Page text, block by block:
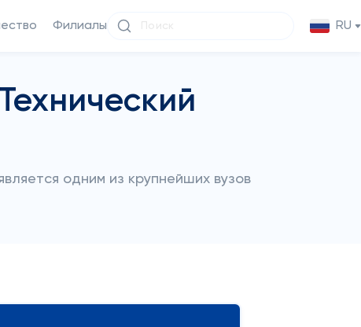
Филиалы RU
одним из крупнейших вузов